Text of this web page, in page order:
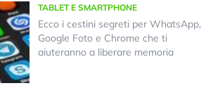
TABLET E SMARTPHONE
Ecco i cestini segreti per WhatsApp,
Google Foto e Chrome che ti
aiuteranno a liberare memoria